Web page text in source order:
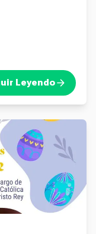
Leyendo